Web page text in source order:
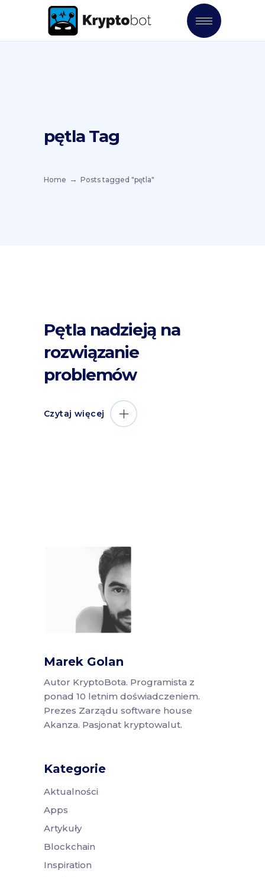
pętla Tag
Home Posts tagged "pętla"
Pętla nadzieją na
rozwiązanie
problemów
Czytaj więcej
Marek Golan
Autor KryptoBota. Programista z
ponad 10 letnim doświadczeniem.
Prezes Zarządu software house
Akanza. Pasjonat kryptowalut.
Kategorie
Aktualności
Apps
Artykuły
Blockchain
Inspiration